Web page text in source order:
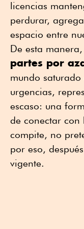
licencias
perdurar,
espacio entre
De esta manera,
partes por
mundo saturado
urgencias,
escaso: una
de conectar
compite, no
por eso,
vigente.